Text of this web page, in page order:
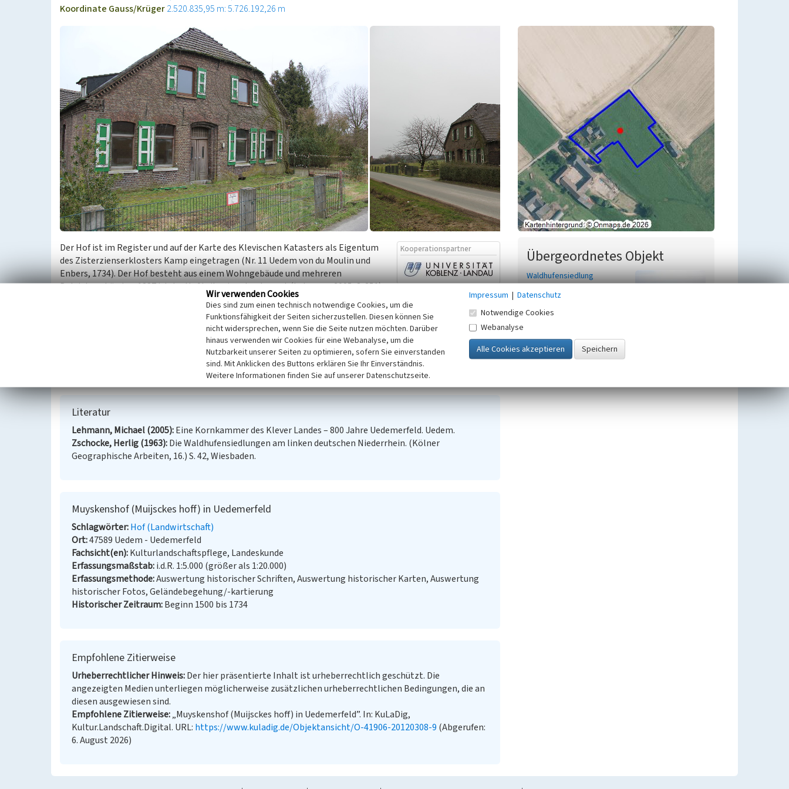
Koordinate Gauss/Krüger2.520.835,95 m: 5.726.192,26 m
Kooperationspartner
Der Hof ist im Register und auf der Karte des Klevischen Katasters als Eigentum
des Zisterzienserklosters Kamp eingetragen (Nr. 11 Uedem von du Moulin und
Enbers, 1734). Der Hof besteht aus einem Wohngebäude und mehreren
Betriebsgebäuden. 1887 ist der Hof teilweise abgebrannt (Lehmann 2005, S. 351).
Seit den 1950er Jahren ist der Hof der Entwicklung und den Anforderungen der
Landwirtschaft angepasst worden. 2005 war der Hof nicht mehr bewohnt.
Der Hof ist in den sogenannten „Pallingen“ (Grenzbeschreibung) seit 1500 erwähnt worden. Diese „Pallingen“
ermöglichen mit den Hebelisten einen genauen Überblick über die Flur- und Besitzstruktur des
Uedemerfeldes (Zschocke 1963, S. 42).
(Peter Burggraaff, Universität Koblenz-Landau, 2012)
Literatur
Lehmann, Michael (2005) Eine Kornkammer des Klever Landes – 800 Jahre Uedemerfeld. Uedem.
Zschocke, Herlig (1963) Die Waldhufensiedlungen am linken deutschen Niederrhein. (Kölner
Geographische Arbeiten, 16.) S. 42, Wiesbaden.
Muyskenshof (Muijsckes hoff) in Uedemerfeld
Schlagwörter Hof (Landwirtschaft)
Ort 47589 Uedem - Uedemerfeld
Fachsicht(en) Kulturlandschaftspflege, Landeskunde
Erfassungsmaßstab i.d.R. 1:5.000 (größer als 1:20.000)
Erfassungsmethode Auswertung historischer Schriften, Auswertung historischer Karten, Auswertung
historischer Fotos, Geländebegehung/-kartierung
Historischer Zeitraum Beginn 1500 bis 1734
Empfohlene Zitierweise
Urheberrechtlicher Hinweis Der hier präsentierte Inhalt ist urheberrechtlich geschützt. Die
angezeigten Medien unterliegen möglicherweise zusätzlichen urheberrechtlichen Bedingungen, die an
diesen ausgewiesen sind.
Empfohlene Zitierweise „Muyskenshof (Muijsckes hoff) in Uedemerfeld”. In: KuLaDig,
Kultur.Landschaft.Digital. URL: https://www.kuladig.de/Objektansicht/O-41906-20120308-9 (Abgerufen:
6. August 2026)
Übergeordnetes Objekt
Waldhufensiedlung
Beginn 1200 bis 1236
Wir verwenden Cookies
Dies sind zum einen technisch notwendige Cookies, um die
Funktionsfähigkeit der Seiten sicherzustellen. Diesen können Sie
nicht widersprechen, wenn Sie die Seite nutzen möchten. Darüber
hinaus verwenden wir Cookies für eine Webanalyse, um die
Nutzbarkeit unserer Seiten zu optimieren, sofern Sie einverstanden
sind. Mit Anklicken des Buttons erklären Sie Ihr Einverständnis.
Weitere Informationen finden Sie auf unserer Datenschutzseite.
Impressum | Datenschutz
Notwendige Cookies
Webanalyse